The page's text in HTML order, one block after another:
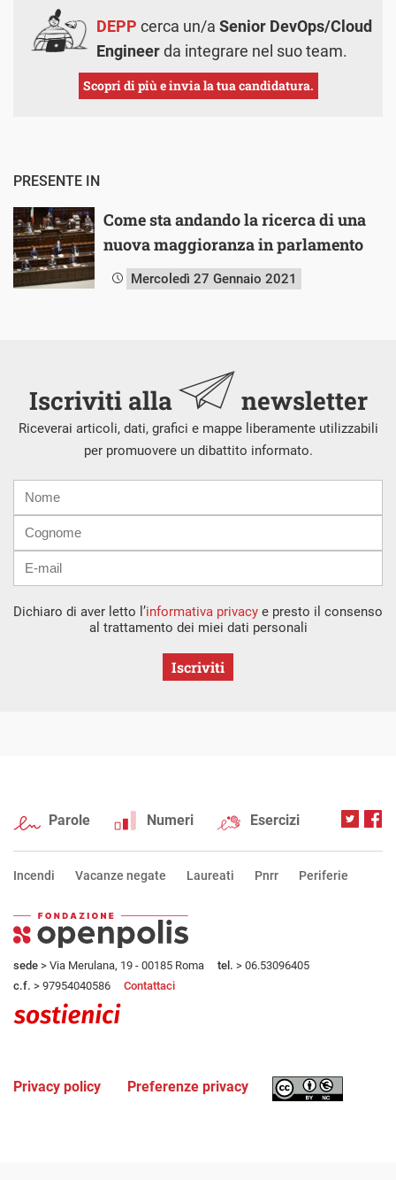
DEPP cerca un/a Senior DevOps/Cloud
Engineerda integrare nel suo team.
Scopri di più e invia la tua candidatura.
PRESENTE IN
Come sta andando la ricerca di una
nuova maggioranza in parlamento
Mercoledì 27 Gennaio 2021
Iscriviti alla newsletter
Riceverai articoli, dati, grafici e mappe liberamente utilizzabili
per promuovere un dibattito informato.
mail
Dichiaro di aver letto l’informativa privacy e presto il consenso
al trattamento dei miei dati personali
Iscriviti
Parole Numeri Esercizi
Incendi Vacanze negate Laureati Pnrr Periferie
sede > Via Merulana, 19 - 00185 Roma tel. > 06.53096405
c.f. > 97954040586 Contattaci
Privacy policy Preferenze privacy